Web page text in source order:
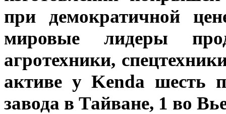
при демократичной
мировые лидеры
агротехники,
активе у Kenda шесть
завода в Тайване, 1 во